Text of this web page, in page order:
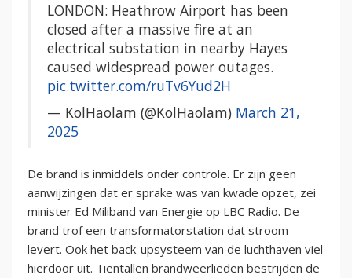
LONDON: Heathrow Airport has been
closed after a massive fire at an
electrical substation in nearby Hayes
caused widespread power outages.
pic.twitter.com/ruTv6Yud2H
— KolHaolam (@KolHaolam) March 21,
2025
De brand is inmiddels onder controle. Er zijn geen
aanwijzingen dat er sprake was van kwade opzet, zei
minister Ed Miliband van Energie op LBC Radio. De
brand trof een transformatorstation dat stroom
levert. Ook het back-upsysteem van de luchthaven viel
hierdoor uit. Tientallen brandweerlieden bestrijden de